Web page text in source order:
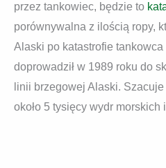
przez tankowiec, będzie to
porównywalna z ilością ropy,
Alaski po katastrofie tankowca
doprowadził w 1989 roku do
linii brzegowej Alaski.
około 5 tysięcy wydr morskich